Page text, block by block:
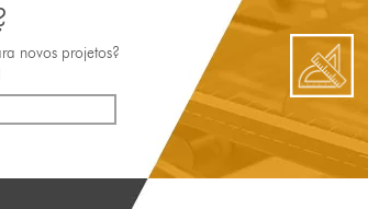
novos projetos?